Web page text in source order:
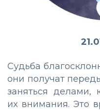
Судьба
они получат
заняться делами,
их внимания. Это